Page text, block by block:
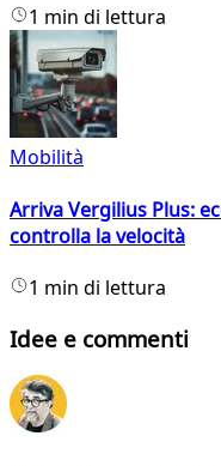
1 min di lettura
Mobilità
Arriva Vergilius Plus:
controlla la velocità
1 min di lettura
Idee e commenti